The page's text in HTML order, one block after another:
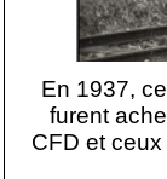
En 1937,
furent
CFD et